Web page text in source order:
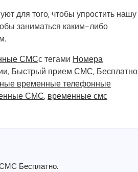
для того, чтобы упростить нашу
заниматься каким-либо
СМСс тегами Номера
, Быстрый прием СМС, Бесплатно
временные телефонные
СМС, временные смс
СМС Бесплатно.